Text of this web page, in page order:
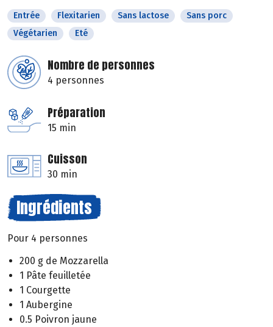
Entrée Flexitarien Sans lactose
Sans porc
Végétarien
Eté
Nombre de personnes
4 personnes
Préparation
15 min
Cuisson
30 min
Ingrédients
Pour 4 personnes
200 g de Mozzarella
1 Pâte feuilletée
1 Courgette
1 Aubergine
0.5 Poivron jaune